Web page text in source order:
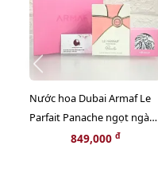
Nước hoa Dubai Armaf Le
Parfait Panache ngọt ngào,
nữ tính và quyến rũ - EDP,
849,000 đ